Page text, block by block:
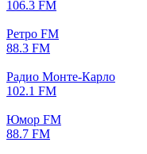
106.3 FM
Ретро FM
88.3 FM
Радио Монте-Карло
102.1 FM
Юмор FM
88.7 FM